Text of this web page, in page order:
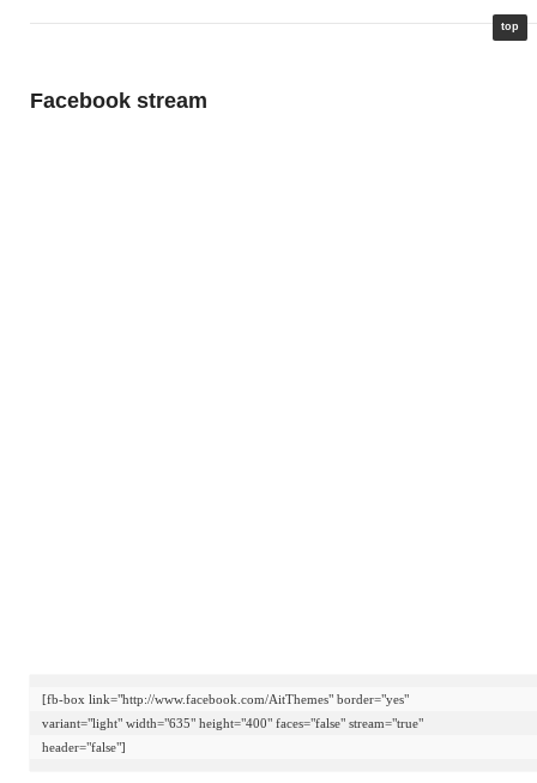
top
Facebook stream
[fb-box link="http://www.facebook.com/AitThemes" border="yes"
variant="light" width="635" height="400" faces="false" stream="true"
header="false"]